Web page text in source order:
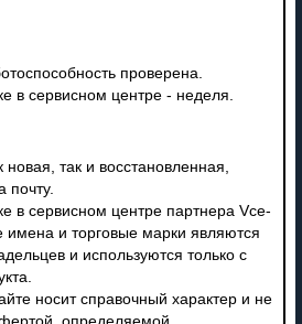
проверена.
в сервисном центре - неделя.
так и восстановленная,
почту.
в сервисном центре партнера Vce-
и торговые марки являются
и используются только с
носит справочный характер и не